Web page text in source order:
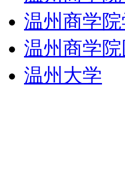
温州商学
温州商学
温州大学